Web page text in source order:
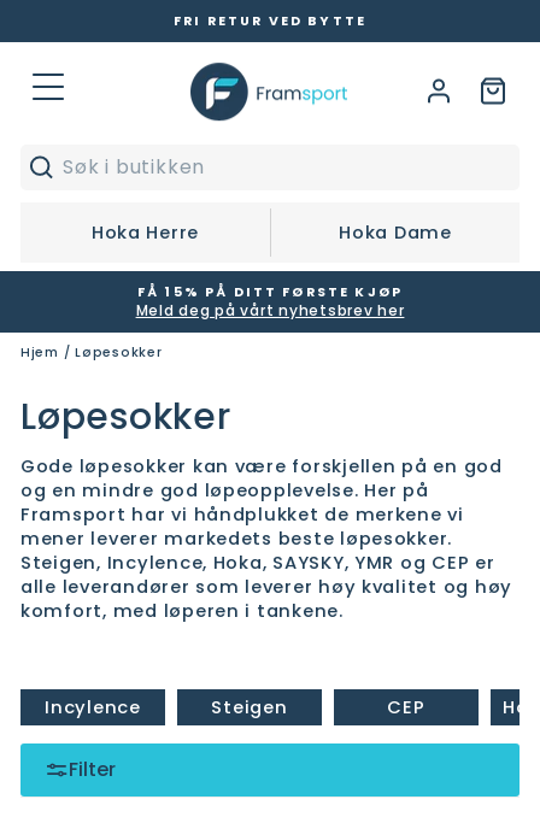
Pause
FRI RETUR VED BYTTE
Nettsidenavigering Logg
Search
Hoka Herre
Hoka Dame
Pause
FÅ 15% PÅ DITT FØRSTE KJØP
Meld deg på vårt nyhetsbrev her
Hjem / Løpesokker
Løpesokker
Gode løpesokker kan være forskjellen på en god
og en mindre god løpeopplevelse. Her på
Framsport har vi håndplukket de merkene vi
mener leverer markedets beste løpesokker.
Steigen, Incylence, Hoka, SAYSKY, YMR og CEP er
alle leverandører som leverer høy kvalitet og høy
komfort, med løperen i tankene.
Incylence Steigen CEP
Filter